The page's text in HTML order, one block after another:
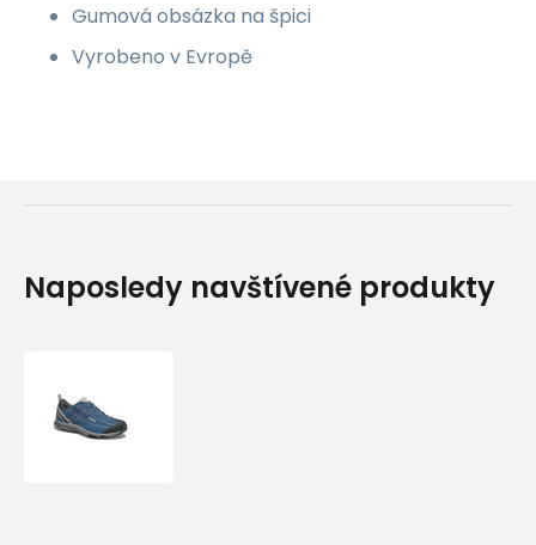
Gumová obsázka na špici
Vyrobeno v Evropě
Naposledy navštívené produkty